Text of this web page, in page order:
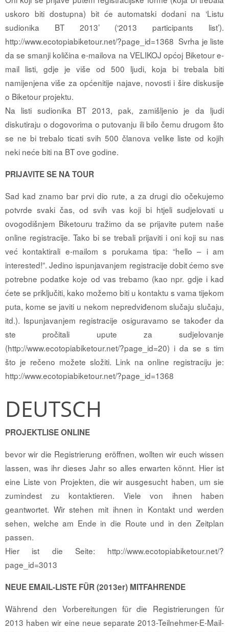
uskoro biti dostupna) bit će automatski dodani na ‘Listu
sudionika BT 2013’ (‘2013 participants list’).
http://www.ecotopiabiketour.net/?page_id=1368 Svrha je liste
da se smanji količina e-mailova na VELIKOJ općoj Biketour e-
mail listi, gdje je više od 500 ljudi, koja bi trebala biti
namijenjena više za općenitije najave, novosti i šire diskusije
o Biketour projektu.
Na listi sudionika BT 2013, pak, zamišljenio je da ljudi
diskutiraju o dogovorima o putovanju ili bilo čemu drugom što
se ne bi trebalo ticati svih 500 članova velike liste od kojih
neki neće biti na BT ove godine.
PRIJAVITE SE NA TOUR
Sad kad znamo bar prvi dio rute, a za drugi dio očekujemo
potvrde svaki čas, od svih vas koji bi htjeli sudjelovati u
ovogodišnjem Biketouru tražimo da se prijavite putem naše
online registracije. Tako bi se trebali prijaviti i oni koji su nas
već kontaktirali e-mailom s porukama tipa: “hello – i am
interested!”. Jedino ispunjavanjem registracije dobit ćemo sve
potrebne podatke koje od vas trebamo (kao npr. gdje i kad
ćete se priključiti, kako možemo biti u kontaktu s vama tijekom
puta, kome se javiti u nekom nepredviđenom slučaju slučaju,
itd.). Ispunjavanjem registracije osiguravamo se također da
ste pročitali upute za sudjelovanje
(http://www.ecotopiabiketour.net/?page_id=20) i da se s tim
što je rečeno možete složiti. Link na online registraciju je:
http://www.ecotopiabiketour.net/?page_id=1368
DEUTSCH
PROJEKTLISE ONLINE
bevor wir die Registrierung eröffnen, wollten wir euch wissen
lassen, was ihr dieses Jahr so alles erwarten könnt. Hier ist
eine Liste von Projekten, die wir ausgesucht haben, um sie
zumindest zu kontaktieren. Viele von ihnen haben
geantwortet. Wir stehen mit ihnen in Kontakt und werden
sehen, welche am Ende in die Route und in den Zeitplan
passen.
Hier ist die Seite: http://www.ecotopiabiketour.net/?
page_id=3013
NEUE EMAIL-LISTE FÜR (2013er) MITFAHRENDE
Während den Vorbereitungen für die Registrierungen für
2013 haben wir eine neue separate 2013-Teilnehmer-E-Mail-